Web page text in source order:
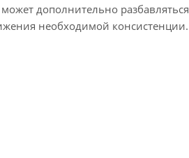
дополнительно разбавляться
необходимой консистенции.